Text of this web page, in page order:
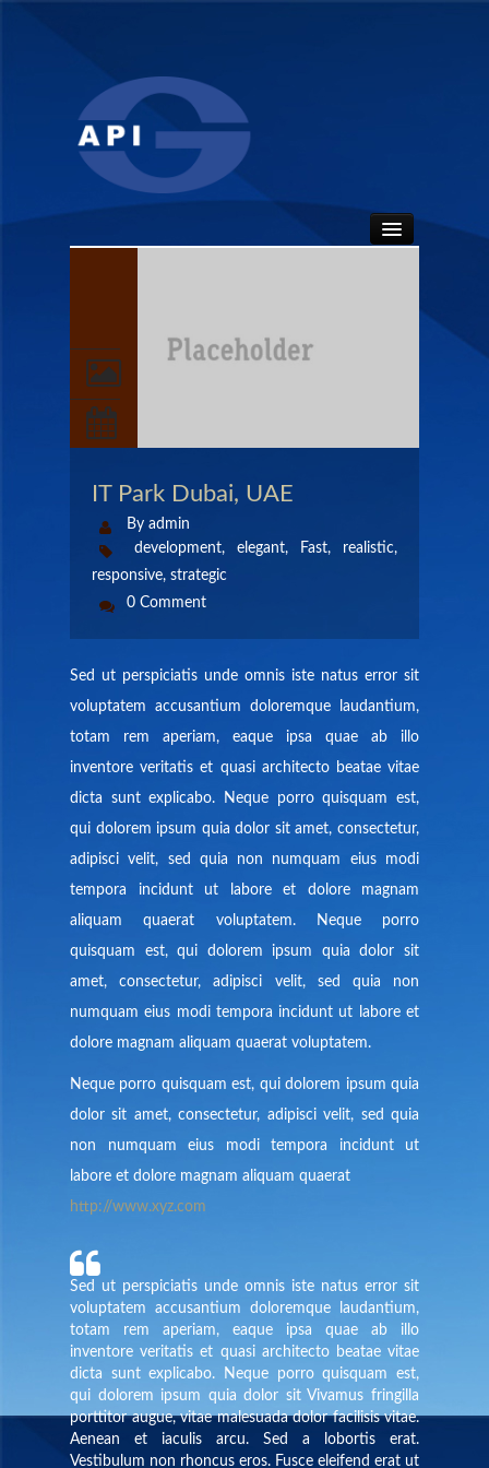
PRODUCTS
MEMBERS AREA
IT Park Dubai, UAE
By admin
development, elegant, Fast, realistic,
responsive, strategic
0 Comment
Sed ut perspiciatis unde omnis iste natus error sit
voluptatem accusantium doloremque laudantium,
totam rem aperiam, eaque ipsa quae ab illo
inventore veritatis et quasi architecto beatae vitae
dicta sunt explicabo. Neque porro quisquam est,
qui dolorem ipsum quia dolor sit amet, consectetur,
adipisci velit, sed quia non numquam eius modi
tempora incidunt ut labore et dolore magnam
aliquam quaerat voluptatem. Neque porro
quisquam est, qui dolorem ipsum quia dolor sit
amet, consectetur, adipisci velit, sed quia non
numquam eius modi tempora incidunt ut labore et
dolore magnam aliquam quaerat voluptatem.
Neque porro quisquam est, qui dolorem ipsum quia
dolor sit amet, consectetur, adipisci velit, sed quia
non numquam eius modi tempora incidunt ut
labore et dolore magnam aliquam quaerat
http://www.xyz.com
Sed ut perspiciatis unde omnis iste natus error sit
voluptatem accusantium doloremque laudantium,
totam rem aperiam, eaque ipsa quae ab illo
inventore veritatis et quasi architecto beatae vitae
dicta sunt explicabo. Neque porro quisquam est,
qui dolorem ipsum quia dolor sit Vivamus fringilla
porttitor augue, vitae malesuada dolor facilisis vitae.
Aenean et iaculis arcu. Sed a lobortis erat.
Vestibulum non rhoncus eros. Fusce eleifend erat ut